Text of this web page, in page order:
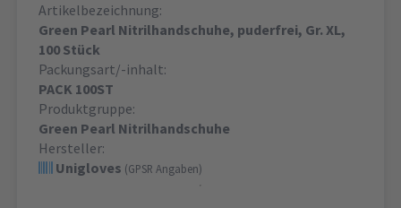
Artikelbezeichnung:
Green Pearl Nitrilhandschuhe, puderfrei, Gr. XL,
100 Stück
Packungsart/-inhalt:
PACK 100ST
Produktgruppe:
Green Pearl Nitrilhandschuhe
Hersteller:
Unigloves (GPSR Angaben)